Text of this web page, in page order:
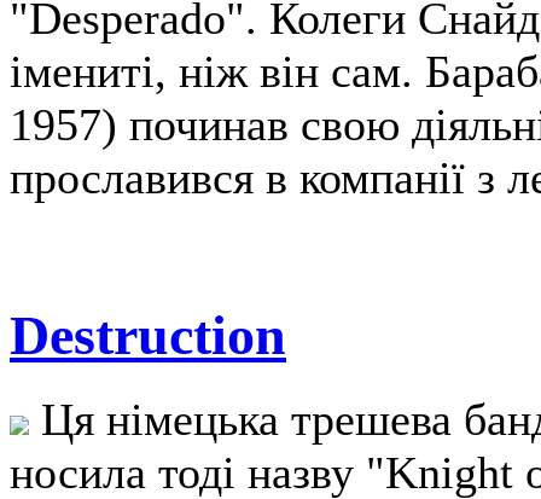
"Desperado". Колеги
імениті, ніж він сам.
1957) починав свою
прославився в компанії
Destruction
Ця німецька трешева
носила тоді назву "Knight